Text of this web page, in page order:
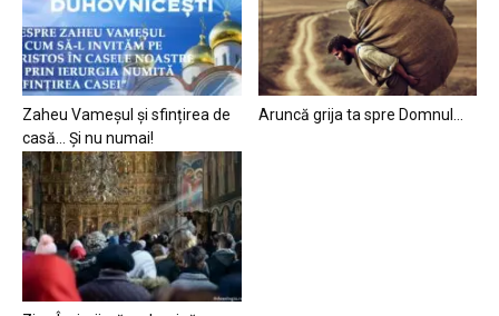
Zaheu Vameșul și sfințirea de
casă… Și nu numai!
Aruncă grija ta spre Domnul…